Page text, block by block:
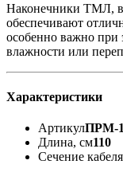
Наконечники ТМЛ,
обеспечивают
особенно важно при
влажности или
Характеристики
АртикулПРМ-
Длина, см110
Сечение